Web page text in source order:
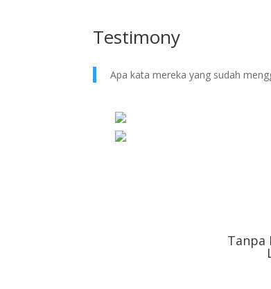
Testimony
Apa kata mereka yang sudah
Tanpa